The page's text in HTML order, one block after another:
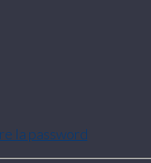
la password